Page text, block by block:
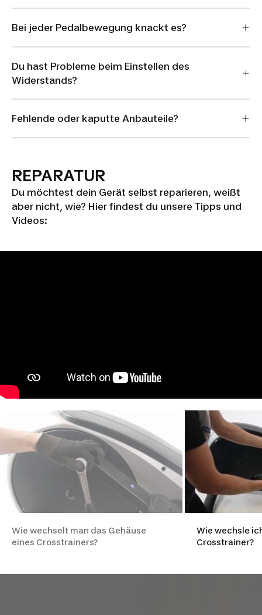
Bei jeder Pedalbewegung knackt es?
Du hast Probleme beim Einstellen des
Widerstands?
Fehlende oder kaputte Anbauteile?
REPARATUR
Du möchtest dein Gerät selbst reparieren, weißt
aber nicht, wie? Hier findest du unsere Tipps und
Videos:
Wie wechselt man das Gehäuse
eines Crosstrainers?
Wie wechsle
Crosstrainer?